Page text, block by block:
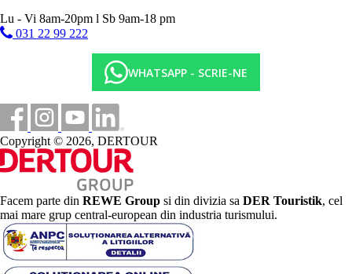
Lu - Vi 8am-20pm l Sb 9am-18 pm
031 22 99 222
WHATSAPP - SCRIE-NE
Copyright © 2026, DERTOUR
Facem parte din REWE Group si din divizia sa DER Touristik, cel
mai mare grup central-european din industria turismului.